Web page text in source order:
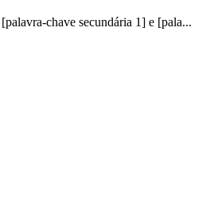
chave secundária 1] e [pala...